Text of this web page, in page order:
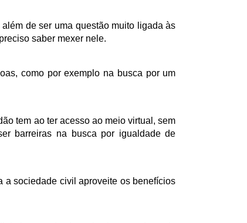
de ser uma questão muito ligada às
saber mexer nele.
como por exemplo na busca por um
tem ao ter acesso ao meio virtual, sem
barreiras na busca por igualdade de
a sociedade civil aproveite os benefícios